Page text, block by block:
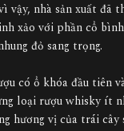
vậy, nhà sản xuất đã
xảo với phần cổ
đỏ sang trọng.
có ổ khóa đầu tiên
loại rượu whisky ít
hương vị của trái cây